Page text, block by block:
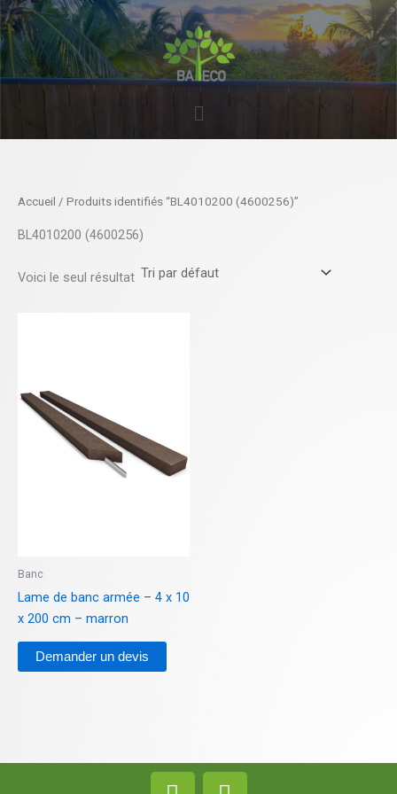
Aller
au
contenu
Menu
Accueil / Produits identifiés “BL4010200 (4600256)”
BL4010200 (4600256)
Voici le seul résultat
Banc
Lame de banc armée – 4 x 10
x 200 cm – marron
Demander un devis
F
L